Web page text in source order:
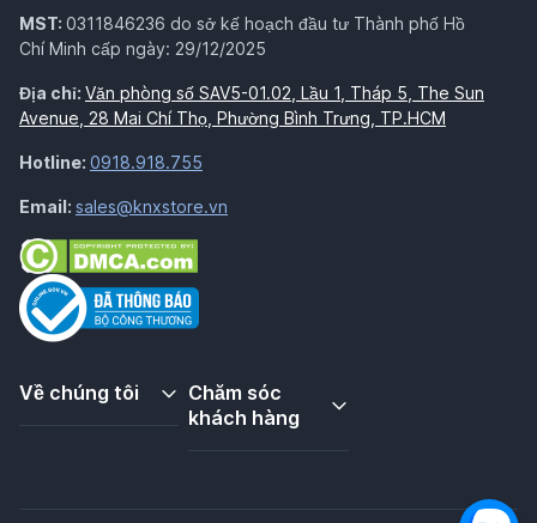
MST: 0311846236 do sở kế hoạch đầu tư Thành phố Hồ
Chí Minh cấp ngày: 29/12/2025
Địa chỉ: Văn phòng số SAV5-01.02, Lầu 1, Tháp 5, The Sun
Avenue, 28 Mai Chí Thọ, Phường Bình Trưng, TP.HCM
Hotline: 0918.918.755
Email: sales@knxstore.vn
Về chúng tôi
Chăm sóc
khách hàng